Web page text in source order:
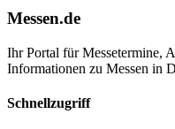
Messen.de
Ihr Portal für Messetermine,
Informationen zu Messen in
Schnellzugriff